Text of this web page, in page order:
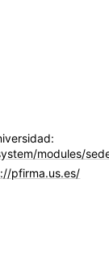
modules/
pfirma.us.es/